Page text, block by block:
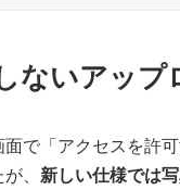
ないアップ
で「アクセスを許
、 新しい仕様では